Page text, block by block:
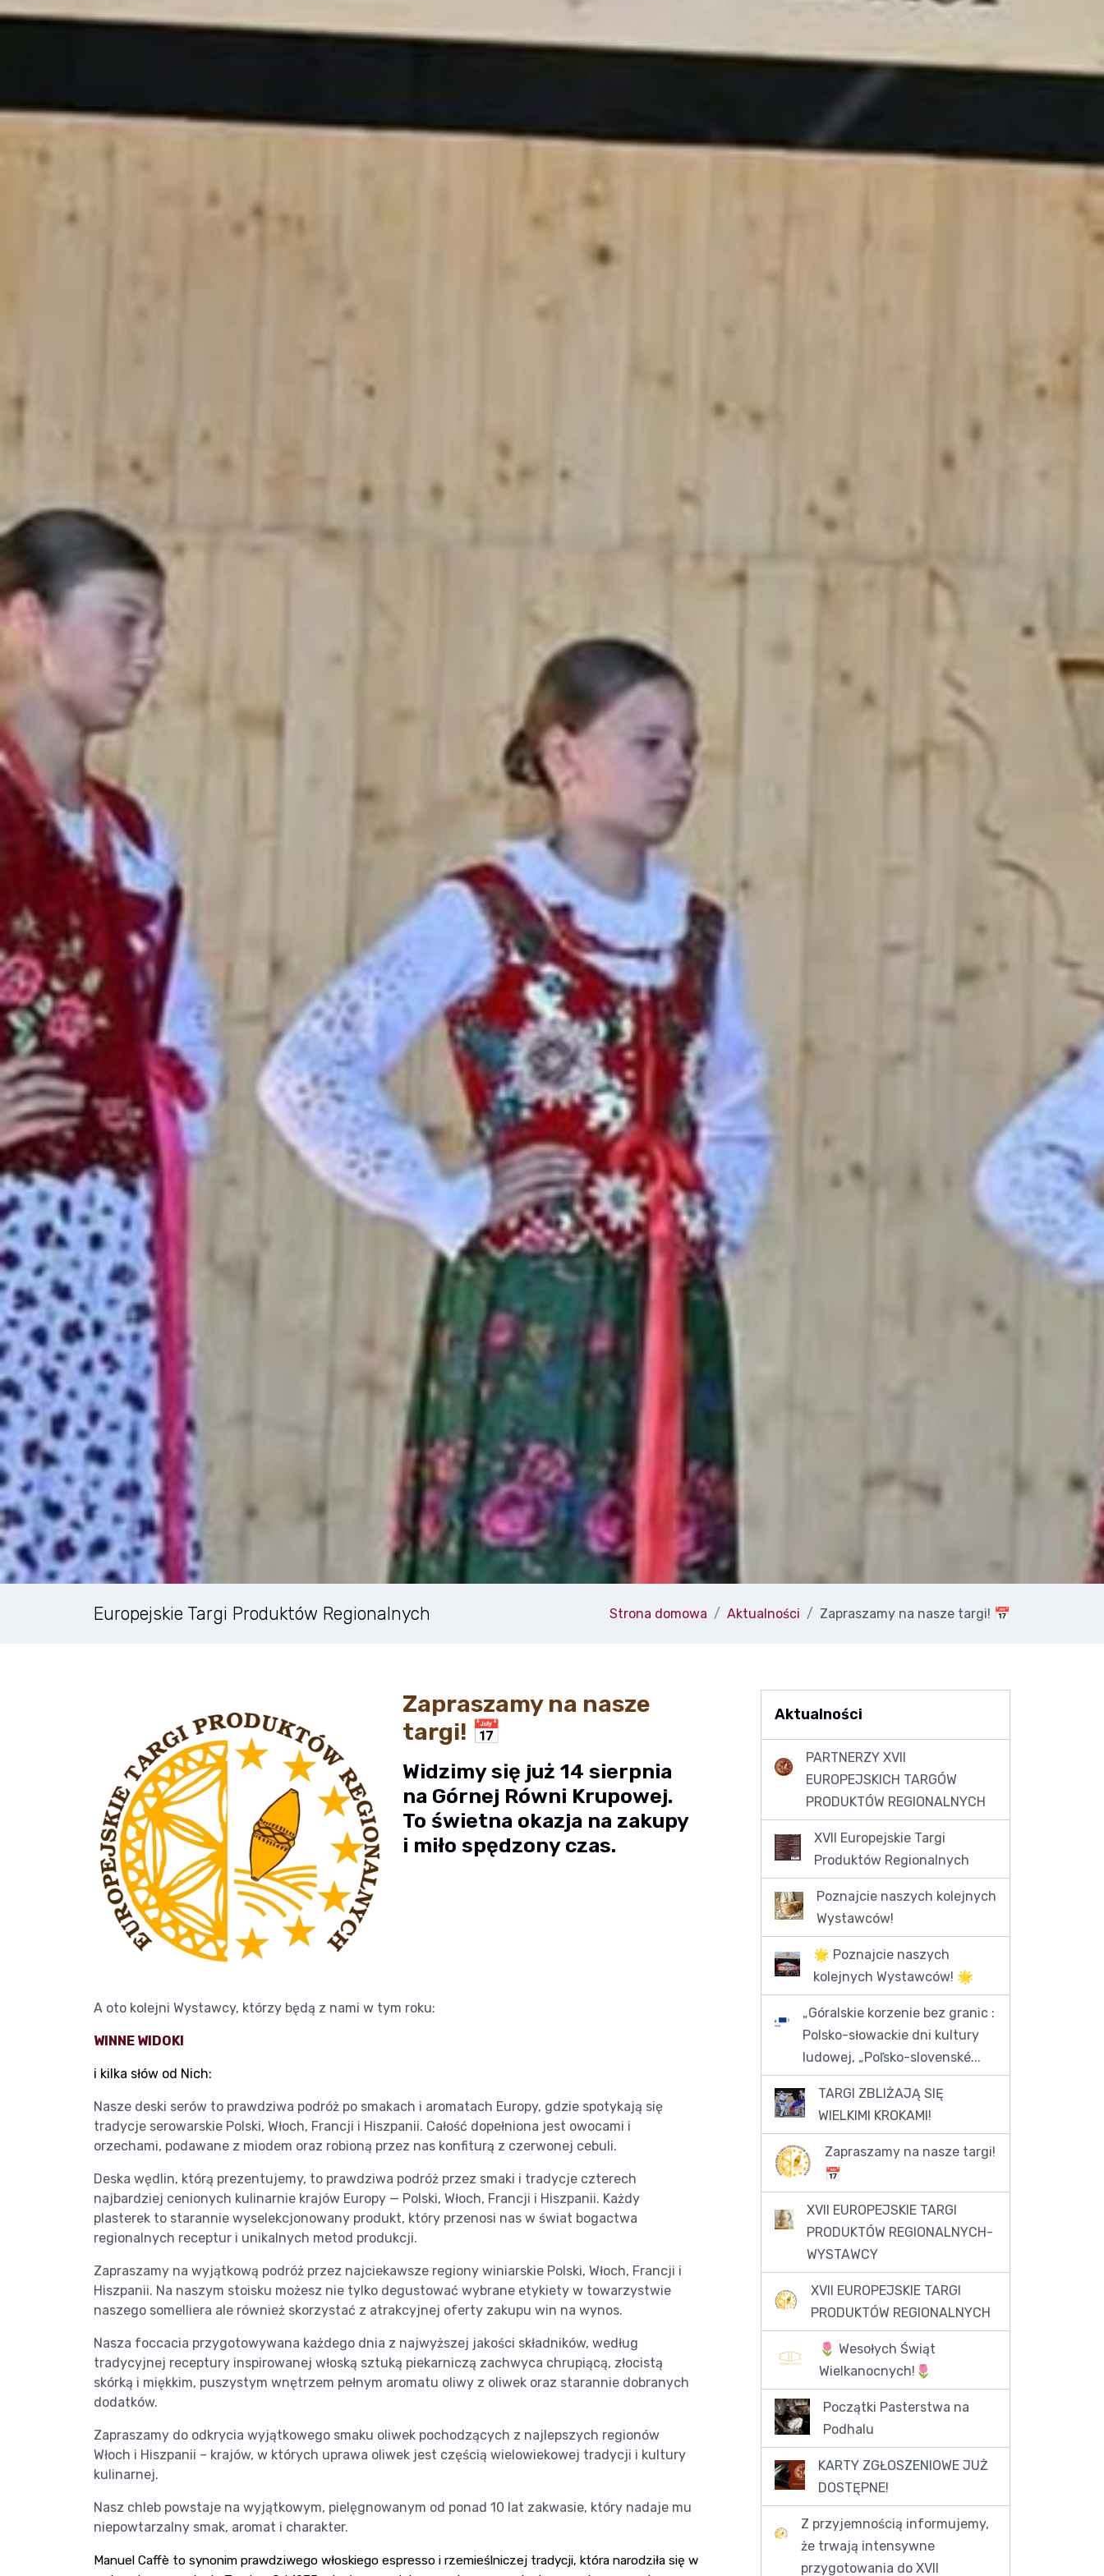
Europejskie Targi Produktów Regionalnych Strona domowa Aktualności Zapraszamy na nasze targi! 📅
Zapraszamy na nasze
targi! 📅
Widzimy się już 14 sierpnia
na Górnej Równi Krupowej.
To świetna okazja na zakupy
i miło spędzony czas.
A oto kolejni Wystawcy, którzy będą z nami w tym roku:
WINNE WIDOKI
i kilka słów od Nich:
Nasze deski serów to prawdziwa podróż po smakach i aromatach Europy, gdzie spotykają się
tradycje serowarskie Polski, Włoch, Francji i Hiszpanii. Całość dopełniona jest owocami i
orzechami, podawane z miodem oraz robioną przez nas konfiturą z czerwonej cebuli.
Deska wędlin, którą prezentujemy, to prawdziwa podróż przez smaki i tradycje czterech
najbardziej cenionych kulinarnie krajów Europy — Polski, Włoch, Francji i Hiszpanii. Każdy
plasterek to starannie wyselekcjonowany produkt, który przenosi nas w świat bogactwa
regionalnych receptur i unikalnych metod produkcji.
Zapraszamy na wyjątkową podróż przez najciekawsze regiony winiarskie Polski, Włoch, Francji i
Hiszpanii. Na naszym stoisku możesz nie tylko degustować wybrane etykiety w towarzystwie
naszego somelliera ale również skorzystać z atrakcyjnej oferty zakupu win na wynos.
Nasza foccacia przygotowywana każdego dnia z najwyższej jakości składników, według
tradycyjnej receptury inspirowanej włoską sztuką piekarniczą zachwyca chrupiącą, złocistą
skórką i miękkim, puszystym wnętrzem pełnym aromatu oliwy z oliwek oraz starannie dobranych
dodatków.
Zapraszamy do odkrycia wyjątkowego smaku oliwek pochodzących z najlepszych regionów
Włoch i Hiszpanii – krajów, w których uprawa oliwek jest częścią wielowiekowej tradycji i kultury
kulinarnej.
Nasz chleb powstaje na wyjątkowym, pielęgnowanym od ponad 10 lat zakwasie, który nadaje mu
niepowtarzalny smak, aromat i charakter.
Manuel Caffè to synonim prawdziwego włoskiego espresso i rzemieślniczej tradycji, która narodziła się w
Aktualności
PARTNERZY XVII
EUROPEJSKICH TARGÓW
PRODUKTÓW REGIONALNYCH
XVII Europejskie Targi
Produktów Regionalnych
Poznajcie naszych kolejnych
Wystawców!
🌟 Poznajcie naszych
kolejnych Wystawców! 🌟
„Góralskie korzenie bez granic :
Polsko-słowackie dni kultury
ludowej, „Poľsko-slovenské...
TARGI ZBLIŻAJĄ SIĘ
WIELKIMI KROKAMI!
Zapraszamy na nasze targi!
📅
XVII EUROPEJSKIE TARGI
PRODUKTÓW REGIONALNYCH-
WYSTAWCY
XVII EUROPEJSKIE TARGI
PRODUKTÓW REGIONALNYCH
🌷 Wesołych Świąt
Wielkanocnych!🌷
Początki Pasterstwa na
Podhalu
KARTY ZGŁOSZENIOWE JUŻ
DOSTĘPNE!
Z przyjemnością informujemy,
że trwają intensywne
przygotowania do XVII